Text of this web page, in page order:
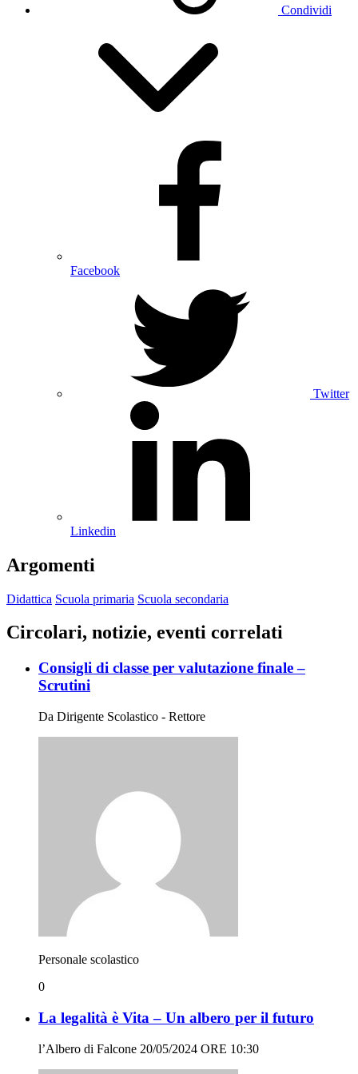
Condividi
Facebook
Twitter
Linkedin
Argomenti
Didattica Scuola primaria Scuola secondaria
Circolari, notizie, eventi correlati
Consigli di classe per valutazione finale –
Scrutini
Da Dirigente Scolastico - Rettore
Personale scolastico
0
La legalità è Vita – Un albero per il futuro
l’Albero di Falcone 20/05/2024 ORE 10:30